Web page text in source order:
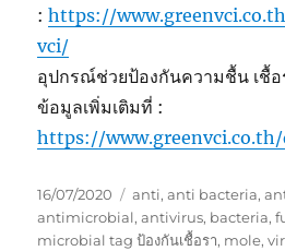
:https://
vci/
อุปกรณ์ช่วยป้องกันความชื้น เชื้อ
ข้อมูลเพิ่มเติมที่ :
https://
Posted
on
16/07/2020 Tags
anti,anti bacteria,
antimicrobial,antivirus, bacteria,
microbial tag ป้องกันเชื้อรา, mole,